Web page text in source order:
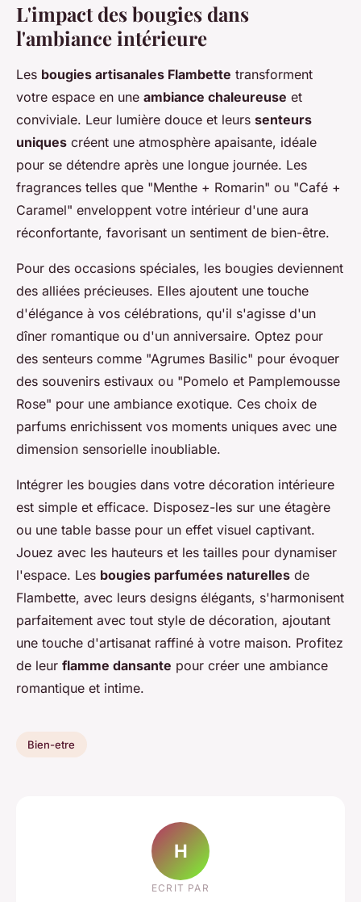
L'impact des bougies dans
l'ambiance intérieure
Les bougies artisanales Flambette transforment
votre espace en une ambiance chaleureuse et
conviviale. Leur lumière douce et leurs senteurs
uniques créent une atmosphère apaisante, idéale
pour se détendre après une longue journée. Les
fragrances telles que "Menthe + Romarin" ou "Café +
Caramel" enveloppent votre intérieur d'une aura
réconfortante, favorisant un sentiment de bien-être.
Pour des occasions spéciales, les bougies deviennent
des alliées précieuses. Elles ajoutent une touche
d'élégance à vos célébrations, qu'il s'agisse d'un
dîner romantique ou d'un anniversaire. Optez pour
des senteurs comme "Agrumes Basilic" pour évoquer
des souvenirs estivaux ou "Pomelo et Pamplemousse
Rose" pour une ambiance exotique. Ces choix de
parfums enrichissent vos moments uniques avec une
dimension sensorielle inoubliable.
Intégrer les bougies dans votre décoration intérieure
est simple et efficace. Disposez-les sur une étagère
ou une table basse pour un effet visuel captivant.
Jouez avec les hauteurs et les tailles pour dynamiser
l'espace. Les bougies parfumées naturelles de
Flambette, avec leurs designs élégants, s'harmonisent
parfaitement avec tout style de décoration, ajoutant
une touche d'artisanat raffiné à votre maison. Profitez
de leur flamme dansante pour créer une ambiance
romantique et intime.
Bien-etre
H
ECRIT PAR